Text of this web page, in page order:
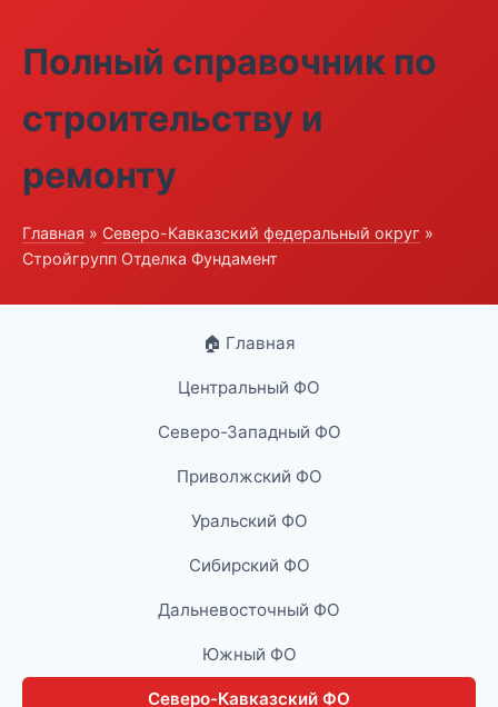
Полный справочник по
строительству и
ремонту
Главная » Северо-Кавказский федеральный округ »
Стройгрупп Отделка Фундамент
🏠 Главная
Центральный ФО
Северо-Западный ФО
Приволжский ФО
Уральский ФО
Сибирский ФО
Дальневосточный ФО
Южный ФО
Северо-Кавказский ФО